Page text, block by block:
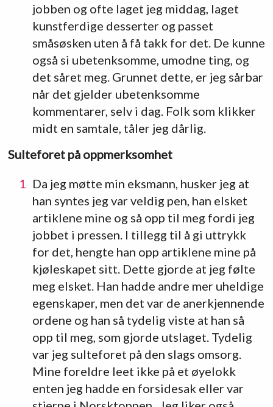
jobben og ofte laget jeg middag, laget
kunstferdige desserter og passet
småsøsken uten å få takk for det. De kunne
også si ubetenksomme, umodne ting, og
det såret meg. Grunnet dette, er jeg sårbar
når det gjelder ubetenksomme
kommentarer, selv i dag. Folk som klikker
midt en samtale, tåler jeg dårlig.
Sulteforet på oppmerksomhet
Da jeg møtte min eksmann, husker jeg at
han syntes jeg var veldig pen, han elsket
artiklene mine og så opp til meg fordi jeg
jobbet i pressen. I tillegg til å gi uttrykk
for det, hengte han opp artiklene mine på
kjøleskapet sitt. Dette gjorde at jeg følte
meg elsket. Han hadde andre mer uheldige
egenskaper, men det var de anerkjennende
ordene og han så tydelig viste at han så
opp til meg, som gjorde utslaget. Tydelig
var jeg sulteforet på den slags omsorg.
Mine foreldre leet ikke på et øyelokk
enten jeg hadde en forsidesak eller var